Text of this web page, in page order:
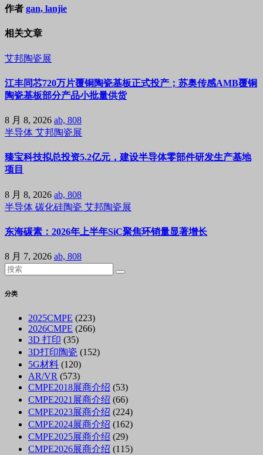
作者 gan, lanjie
相关文章
艾邦陶瓷展
江丰同芯720万片覆铜陶瓷基板正式投产；苏奥传感AMB覆铜
陶瓷基板部分产品小批量供货
8 月 8, 2026 ab, 808
半导体 艾邦陶瓷展
臻宝科技拟总投资5.2亿元，建设半导体零部件研发生产基地
项目
8 月 8, 2026 ab, 808
半导体 碳化硅陶瓷 艾邦陶瓷展
东海碳素：2026年上半年SiC聚焦环销量显著增长
8 月 7, 2026 ab, 808
分类
2025CMPE (223)
2026CMPE (266)
3D 打印 (35)
3D打印陶瓷 (152)
5G材料 (120)
AR/VR (573)
CMPE2018展商介绍 (53)
CMPE2021展商介绍 (66)
CMPE2023展商介绍 (224)
CMPE2024展商介绍 (162)
CMPE2025展商介绍 (29)
CMPE2026展商介绍 (115)